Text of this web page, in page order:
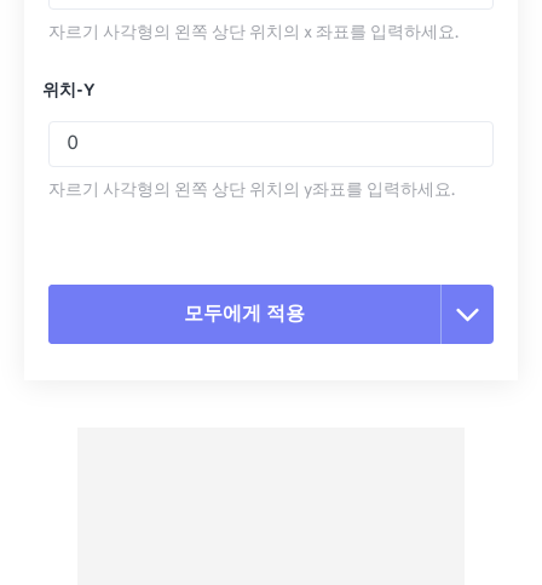
자르기 사각형의 왼쪽 상단 위치의 x 좌표를 입력하세요.
위치-Y
자르기 사각형의 왼쪽 상단 위치의 y좌표를 입력하세요.
모두에게 적용